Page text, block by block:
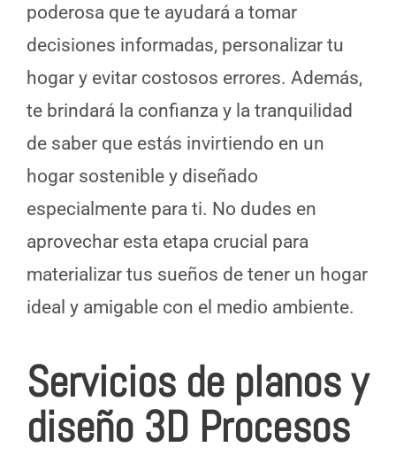
poderosa que te ayudará a tomar
decisiones informadas, personalizar tu
hogar y evitar costosos errores. Además,
te brindará la confianza y la tranquilidad
de saber que estás invirtiendo en un
hogar sostenible y diseñado
especialmente para ti. No dudes en
aprovechar esta etapa crucial para
materializar tus sueños de tener un hogar
ideal y amigable con el medio ambiente.
Servicios de planos y
diseño 3D Procesos